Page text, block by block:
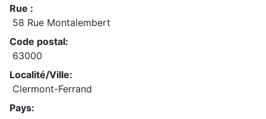
Rue :
58 Rue Montalembert
Code postal:
63000
Localité/Ville:
Clermont-Ferrand
Pays: